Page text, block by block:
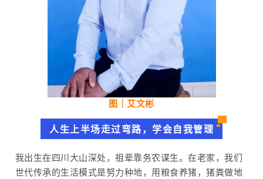
图｜ 艾文彬
人生上半场走过弯路，学会自我管理
我出生在四川大山深处，祖辈靠务农谋生。在老家，我们
世代传承的生活模式是努力种地，用粮食养猪，猪粪做地